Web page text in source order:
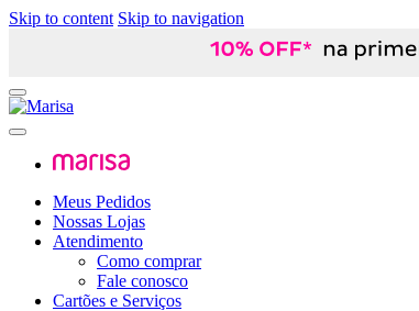
Skip to content Skip to navigation
Meus Pedidos
Nossas Lojas
Atendimento
Como comprar
Fale conosco
Cartões e Serviços